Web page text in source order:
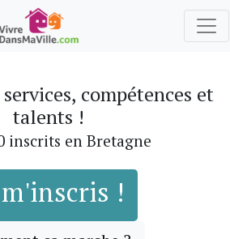
compétences et
talents !
inscrits en Bretagne
m'inscris !